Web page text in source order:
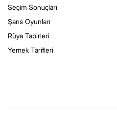
Seçim Sonuçları
Şans Oyunları
Rüya Tabirleri
Yemek Tarifleri